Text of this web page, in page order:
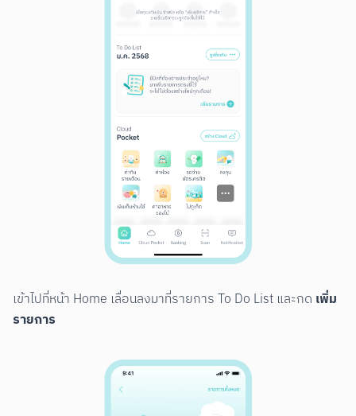
Scan to Download
เข้าไปที่หน้า Home เลื่อนลงมาที่รายการ To Do List และกด เพิ่ม
รายการ